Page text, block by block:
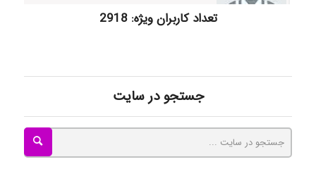
kimiya zirakpoor
ayda habibnejad
Nazaninkarkon
تعداد کاربران ویژه: 2918
جستجو در سایت